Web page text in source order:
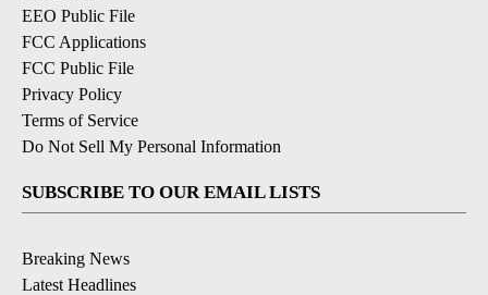
EEO Public File
FCC Applications
FCC Public File
Privacy Policy
Terms of Service
Do Not Sell My Personal Information
SUBSCRIBE TO OUR EMAIL LISTS
Breaking News
Latest Headlines